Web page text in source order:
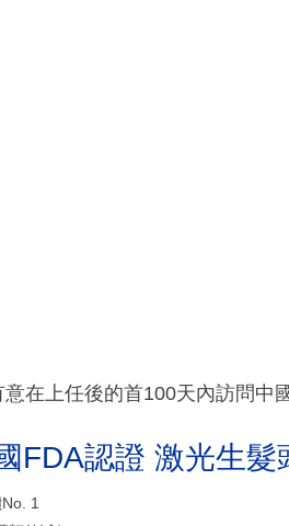
在上任後的首100天內訪問中
FDA認證 激光生髮
1